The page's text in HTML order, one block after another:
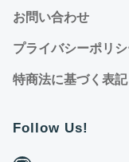
お問い合わせ
プライバシーポリ
特商法に基づく表記
Follow Us!